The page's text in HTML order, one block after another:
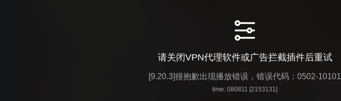
请关闭VPN代理软件或广告拦截插件后重试
[9.20.3]很抱歉出现播放错误，错误代码：0502-10101
time: 080811 [2153131]